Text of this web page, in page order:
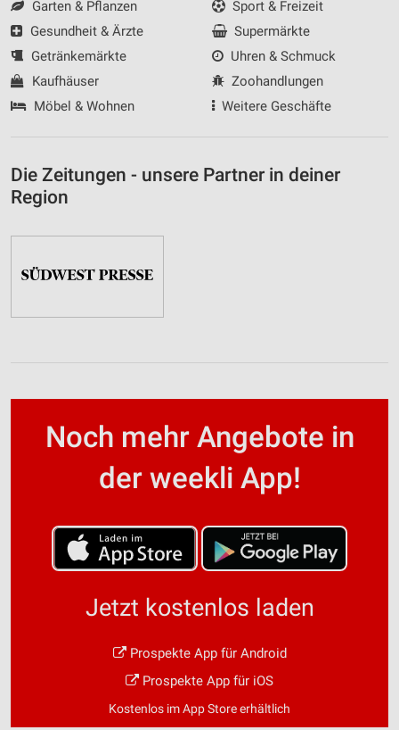
Garten & Pflanzen
Gesundheit & Ärzte
Getränkemärkte
Kaufhäuser
Möbel & Wohnen
Sport & Freizeit
Supermärkte
Uhren & Schmuck
Zoohandlungen
Weitere Geschäfte
Die Zeitungen - unsere Partner in deiner
Region
Noch mehr Angebote in
der weekli App!
Jetzt kostenlos laden
Prospekte App für Android
Prospekte App für iOS
Kostenlos im App Store erhältlich